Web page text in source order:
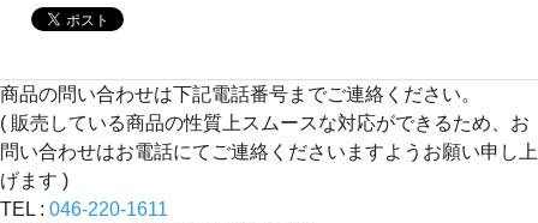
商品の問い合わせは下記電話番号までご連絡ください。
( 販売している商品の性質上スムースな対応ができるため、お
問い合わせはお電話にてご連絡くださいますようお願い申し上
げます )
TEL : 046-220-1611